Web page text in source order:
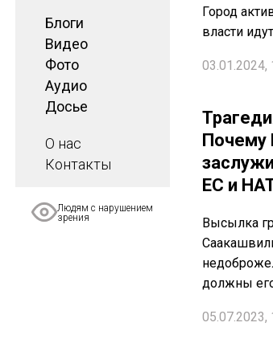
Блоги
Видео
Фото
Аудио
Досье
О нас
Контакты
Людям с нарушением
зрения
Город
власти
03.01.2024,
Почему
ЕС и
Высылка
должны
05.07.2023,